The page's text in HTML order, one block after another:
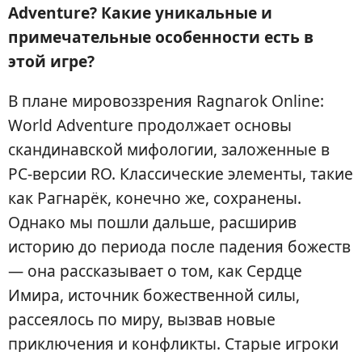
Adventure? Какие уникальные и
примечательные особенности есть в
этой игре?
В плане мировоззрения Ragnarok Online:
World Adventure продолжает основы
скандинавской мифологии, заложенные в
PC-версии RO. Классические элементы, такие
как Рагнарёк, конечно же, сохранены.
Однако мы пошли дальше, расширив
историю до периода после падения божеств
— она рассказывает о том, как Сердце
Имира, источник божественной силы,
рассеялось по миру, вызвав новые
приключения и конфликты. Старые игроки